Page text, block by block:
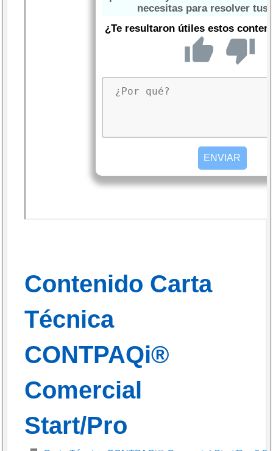
Contenido Carta
Técnica
CONTPAQi®
Comercial
Start/Pro